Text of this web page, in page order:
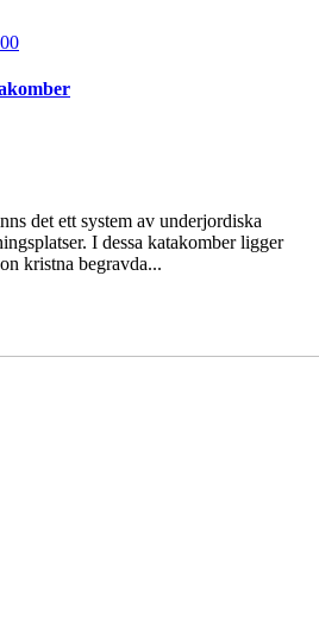
det ett system av underjordiska
I dessa katakomber ligger
kristna begravda...